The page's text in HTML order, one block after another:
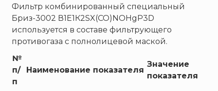
МИГ
Минипожарный
Неизвестный производитель
Полисервис
Прибор
Фильтр комбинированный специальный
Бриз-3002 В1Е1К2SX(CO)NOHgР3D
используется в составе фильтрующего
противогаза с полнолицевой маской.
№
п/
п
Наименование показателя
Значение
показателя